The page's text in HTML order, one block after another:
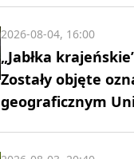
„Jabłka
Zostały objęte
geograficznym
2026-08-04, 16:00